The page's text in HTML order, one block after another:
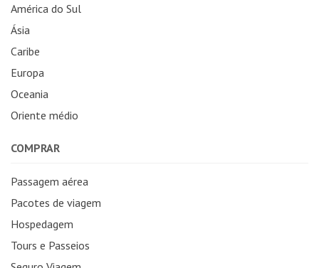
América do Sul
Ásia
Caribe
Europa
Oceania
Oriente médio
COMPRAR
Passagem aérea
Pacotes de viagem
Hospedagem
Tours e Passeios